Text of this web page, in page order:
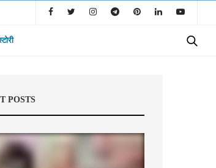
POSTS